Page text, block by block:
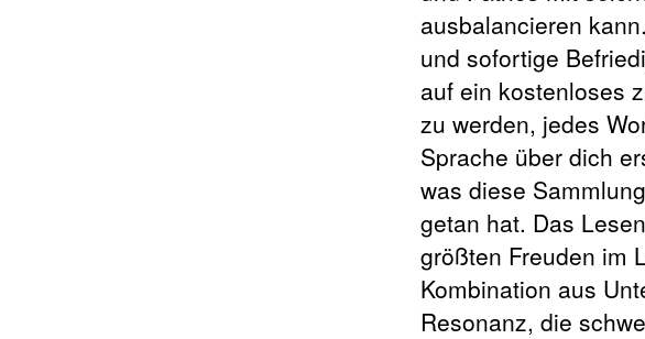
ausbalancieren
und sofortige
auf ein kostenloses
zu werden, jedes
Sprache über dich
was diese
getan hat. Das
größten Freuden im
Kombination aus
Resonanz, die